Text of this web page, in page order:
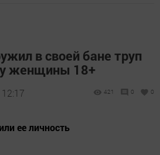
в своей бане труп
женщины 18+
421 0 0
ее личность